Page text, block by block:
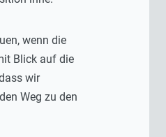
wenn die
Blick auf die
wir
Weg zu den